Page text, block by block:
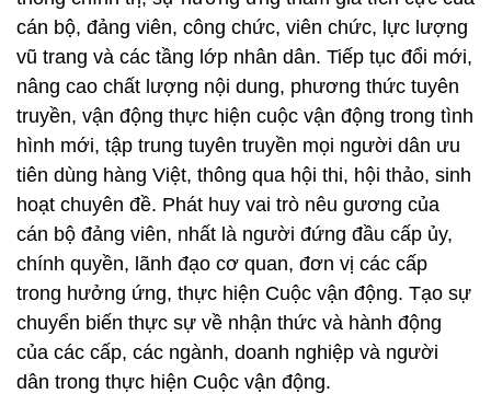
cán bộ, đảng viên, công chức, viên chức, lực lượng
vũ trang và các tầng lớp nhân dân. Tiếp tục đổi mới,
nâng cao chất lượng nội dung, phương thức tuyên
truyền, vận động thực hiện cuộc vận động trong tình
hình mới, tập trung tuyên truyền mọi người dân ưu
tiên dùng hàng Việt, thông qua hội thi, hội thảo, sinh
hoạt chuyên đề. Phát huy vai trò nêu gương của
cán bộ đảng viên, nhất là người đứng đầu cấp ủy,
chính quyền, lãnh đạo cơ quan, đơn vị các cấp
trong hưởng ứng, thực hiện Cuộc vận động. Tạo sự
chuyển biến thực sự về nhận thức và hành động
của các cấp, các ngành, doanh nghiệp và người
dân trong thực hiện Cuộc vận động.